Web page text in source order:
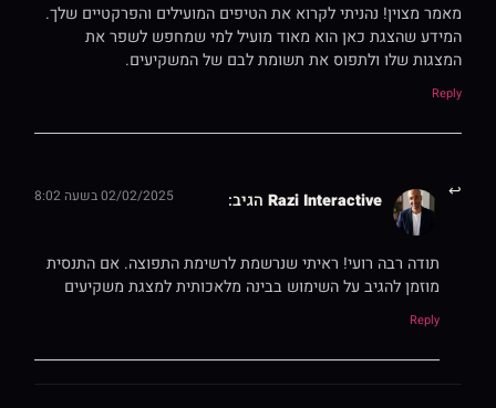
מאמר מצוין! נהניתי לקרוא את הטיפים המועילים והפרקטיים שלך.
המידע שהצגת כאן הוא מאוד מועיל למי שמחפש לשפר את
המצגות שלו ולתפוס את תשומת לבם של המשקיעים.
Reply
Razi Interactiveהגיב: 02/02/2025 בשעה 8:02
תודה רבה רועי! ראיתי שנרשמת לרשימת התפוצה. אם התנסית
מוזמן להגיב על השימוש בבינה מלאכותית למצגת משקיעים
Reply